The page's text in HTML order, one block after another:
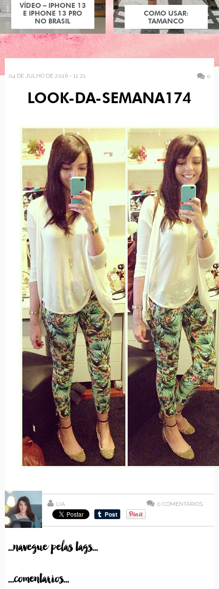
VÍDEO – IPHONE 13
E IPHONE 13 PRO
NO BRASIL
COMO USAR:
TAMANCO
04 DE JULHO DE 2016 - 11:21 0
LOOK-DA-SEMANA174
LIA 0 COMENTÁRIOS
...navegue pelas tags...
...comentarios...